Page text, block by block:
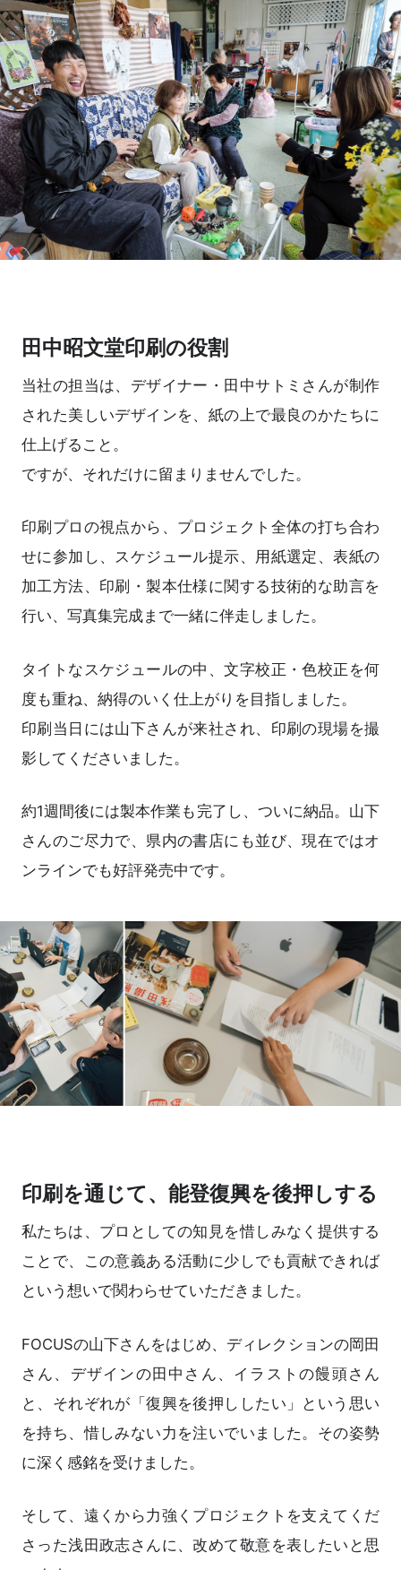
田中昭文堂印刷の役割
当社の担当は、デザイナー・田中サトミさんが制作
された美しいデザインを、紙の上で最良のかたちに
仕上げること。
ですが、それだけに留まりませんでした。
印刷プロの視点から、プロジェクト全体の打ち合わ
せに参加し、スケジュール提示、用紙選定、表紙の
加工方法、印刷・製本仕様に関する技術的な助言を
行い、写真集完成まで一緒に伴走しました。
タイトなスケジュールの中、文字校正・色校正を何
度も重ね、納得のいく仕上がりを目指しました。
印刷当日には山下さんが来社され、印刷の現場を撮
影してくださいました。
約1週間後には製本作業も完了し、ついに納品。山下
さんのご尽力で、県内の書店にも並び、現在ではオ
ンラインでも好評発売中です。
印刷を通じて、能登復興を後押しする
私たちは、プロとしての知見を惜しみなく提供する
ことで、この意義ある活動に少しでも貢献できれば
という想いで関わらせていただきました。
FOCUSの山下さんをはじめ、ディレクションの岡田
さん、デザインの田中さん、イラストの饅頭さん
と、それぞれが「復興を後押ししたい」という思い
を持ち、惜しみない力を注いでいました。その姿勢
に深く感銘を受けました。
そして、遠くから力強くプロジェクトを支えてくだ
さった浅田政志さんに、改めて敬意を表したいと思